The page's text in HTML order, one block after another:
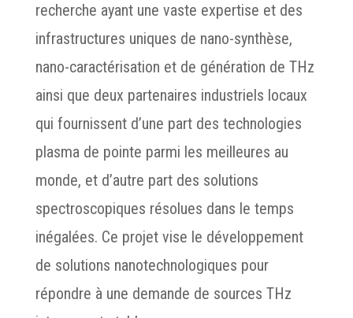
recherche ayant une vaste expertise et des
infrastructures uniques de nano-synthèse,
nano-caractérisation et de génération de THz
ainsi que deux partenaires industriels locaux
qui fournissent d’une part des technologies
plasma de pointe parmi les meilleures au
monde, et d’autre part des solutions
spectroscopiques résolues dans le temps
inégalées. Ce projet vise le développement
de solutions nanotechnologiques pour
répondre à une demande de sources THz